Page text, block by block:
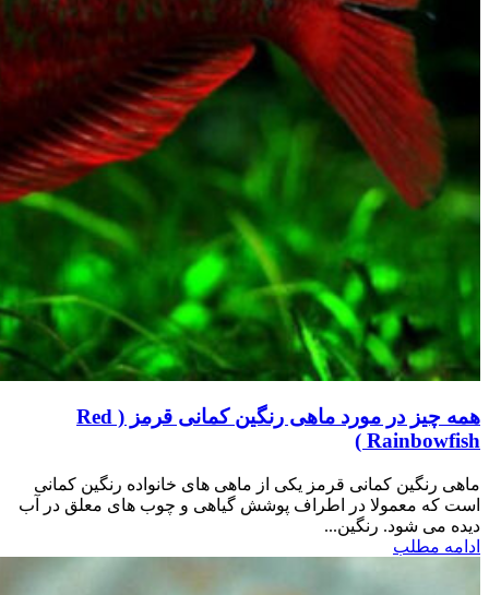
همه چیز در مورد ماهی رنگین کمانی قرمز ( Red
Rainbowfish )
ماهی رنگین کمانی قرمز یکی از ماهی های خانواده رنگین کمانی
است که معمولا در اطراف پوشش گیاهی و چوب های معلق در آب
دیده می شود. رنگین...
ادامه مطلب